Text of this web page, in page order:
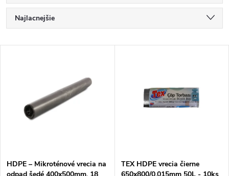
R
a
Najlacnejšie
s
HDPE – Mikroténové vrecia na
TEX HDPE vrecia čierne